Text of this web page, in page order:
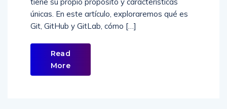
únicas. En este artículo, exploraremos qué es
Git, GitHub y GitLab, cómo […]
Read
More